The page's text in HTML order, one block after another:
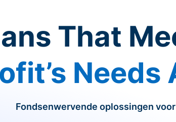
That
Needs
Fondsenwervende oplossingen